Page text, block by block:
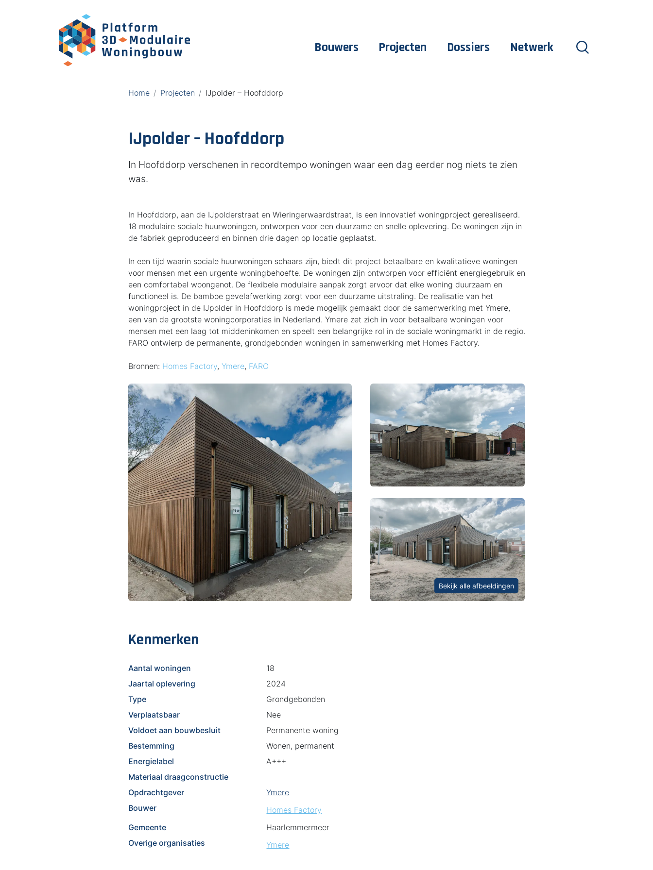
Bouwers Projecten Dossiers Netwerk
Home Projecten IJpolder – Hoofddorp
IJpolder – Hoofddorp
In Hoofddorp verschenen in recordtempo woningen waar een dag eerder nog niets te zien
was.
In Hoofddorp, aan de IJpolderstraat en Wieringerwaardstraat, is een innovatief woningproject gerealiseerd.
18 modulaire sociale huurwoningen, ontworpen voor een duurzame en snelle oplevering. De woningen zijn in
de fabriek geproduceerd en binnen drie dagen op locatie geplaatst.
In een tijd waarin sociale huurwoningen schaars zijn, biedt dit project betaalbare en kwalitatieve woningen
voor mensen met een urgente woningbehoefte. De woningen zijn ontworpen voor efficiënt energiegebruik en
een comfortabel woongenot. De flexibele modulaire aanpak zorgt ervoor dat elke woning duurzaam en
functioneel is. De bamboe gevelafwerking zorgt voor een duurzame uitstraling. De realisatie van het
woningproject in de IJpolder in Hoofddorp is mede mogelijk gemaakt door de samenwerking met Ymere,
een van de grootste woningcorporaties in Nederland. Ymere zet zich in voor betaalbare woningen voor
mensen met een laag tot middeninkomen en speelt een belangrijke rol in de sociale woningmarkt in de regio.
FARO ontwierp de permanente, grondgebonden woningen in samenwerking met Homes Factory.
Bronnen: Homes Factory, Ymere, FARO
Bekijk alle afbeeldingen
Kenmerken
Aantal woningen
18
Jaartal oplevering
2024
Type
Grondgebonden
Verplaatsbaar
Nee
Voldoet aan bouwbesluit
Permanente woning
Bestemming
Wonen, permanent
Energielabel
A+++
Materiaal draagconstructie
Opdrachtgever
Ymere
Bouwer
Homes Factory
Gemeente
Haarlemmermeer
Overige organisaties
Ymere